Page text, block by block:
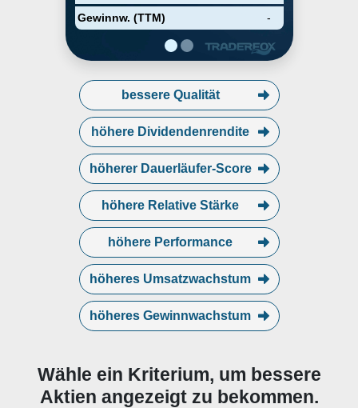
Gewinnw. (TTM)
-
bessere Qualität
höhere Dividendenrendite
höherer Dauerläufer-Score
höhere Relative Stärke
höhere Performance
höheres Umsatzwachstum
höheres Gewinnwachstum
Wähle ein Kriterium, um bessere
Aktien angezeigt zu bekommen.